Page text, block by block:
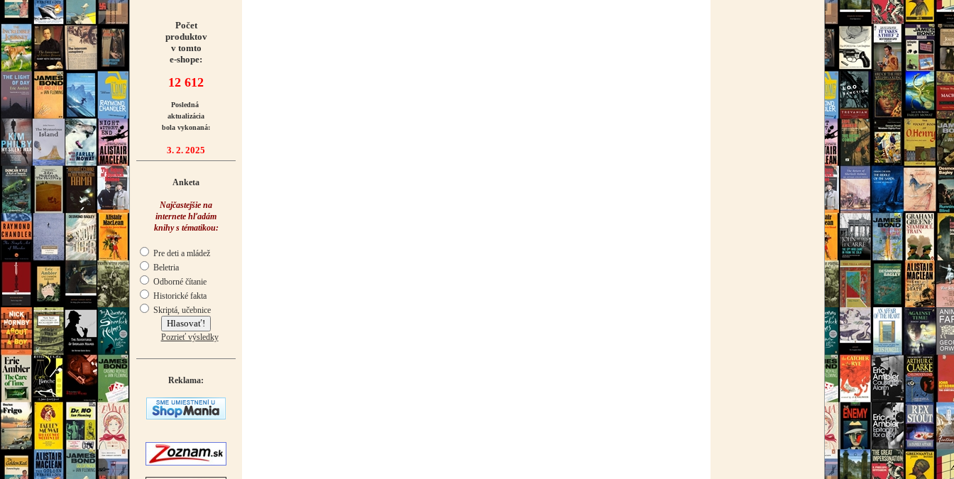
Počet
produktov
v tomto
e-shope:
12 612
Posledná
aktualizácia
bola vykonaná:
3. 2. 2025
Anketa
Najčastejšie na
internete hľadám
knihy s tématikou:
Pre deti a mládež
Beletria
Odborné čítanie
Historické fakta
Skriptá, učebnice
Pozrieť výsledky
Reklama: